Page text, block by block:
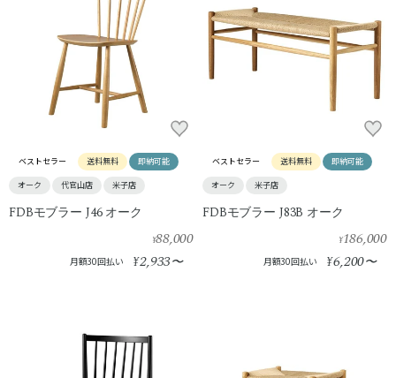
ベストセラー 送料無料 即納可能
オーク 代官山店 米子店
FDBモブラー J46 オーク
¥88,000
月額30回払い ¥2,933〜
ベストセラー 送料無料 即納可能
オーク 米子店
FDBモブラー J83B オーク
¥186,000
月額30回払い ¥6,200〜